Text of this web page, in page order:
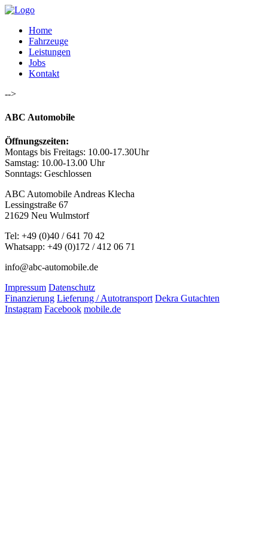
Home
Fahrzeuge
Leistungen
Jobs
Kontakt
-->
ABC Automobile
Öffnungszeiten:
Montags bis Freitags: 10.00-17.30Uhr
Samstag: 10.00-13.00 Uhr
Sonntags: Geschlossen
ABC Automobile Andreas Klecha
Lessingstraße 67
21629 Neu Wulmstorf
Tel: +49 (0)40 / 641 70 42
Whatsapp: +49 (0)172 / 412 06 71
info@abc-automobile.de
Impressum Datenschutz
Finanzierung Lieferung / Autotransport Dekra Gutachten
Instagram Facebook mobile.de